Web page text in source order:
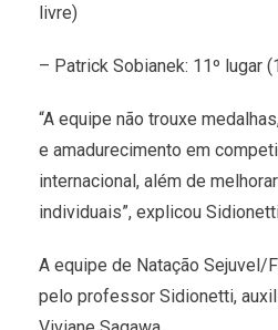
livre)
– Patrick Sobianek: 11º lugar
“A equipe não trouxe
e amadurecimento em
internacional, além de
individuais”, explicou
A equipe de Natação Sejuvel/
pelo professor Sidionetti,